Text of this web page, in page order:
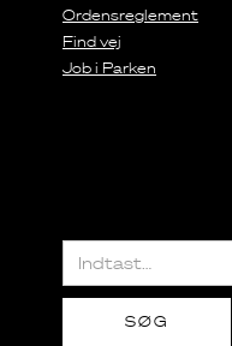
Ordensreglement
Find vej
Job i Parken